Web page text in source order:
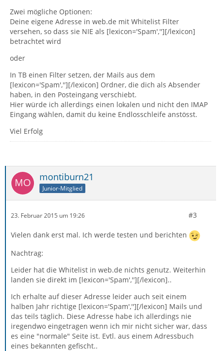
Zwei mögliche Optionen:
Deine eigene Adresse in web.de mit Whitelist Filter
versehen, so dass sie NIE als [lexicon='Spam',''][/lexicon]
betrachtet wird
oder
In TB einen Filter setzen, der Mails aus dem
[lexicon='Spam',''][/lexicon] Ordner, die dich als Absender
haben, in den Posteingang verschiebt.
Hier würde ich allerdings einen lokalen und nicht den IMAP
Eingang wählen, damit du keine Endlosschleife anstösst.
Viel Erfolg
montiburn21
Junior-Mitglied
23. Februar 2015 um 19:26 #3
Vielen dank erst mal. Ich werde testen und berichten
Nachtrag:
Leider hat die Whitelist in web.de nichts genutz. Weiterhin
landen sie direkt im [lexicon='Spam',''][/lexicon]..
Ich erhalte auf dieser Adresse leider auch seit einem
halben Jahr richtige [lexicon='Spam',''][/lexicon] Mails und
das teils täglich. Diese Adresse habe ich allerdings nie
iregendwo eingetragen wenn ich mir nicht sicher war, dass
es eine "normale" Seite ist. Evtl. aus einem Adressbuch
eines bekannten gefischt..